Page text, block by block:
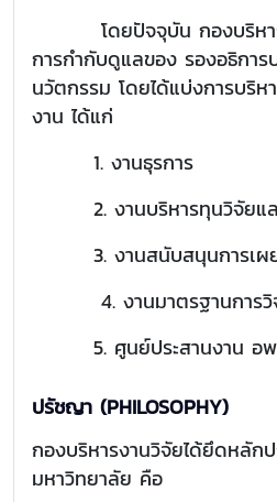
โดยปัจจุบัน กองบริหาร
การกำกับดูแลของ รองอธิการ
นวัตกรรม โดยได้แบ่งการบริห
งาน ได้แก่
1. งานธุรการ
2. งานบริหารทุนวิจัยและ
3. งานสนับสนุนการเผย
4. งานมาตรฐานการวิจั
5. ศูนย์ประสานงาน อพ
ปรัชญา (PHILOSOPHY)
กองบริหารงานวิจัยได้ยึดหลัก
มหาวิทยาลัย คือ